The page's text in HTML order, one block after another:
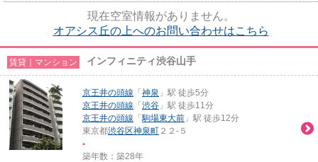
現在空室情報がありません。
オアシス丘の上へのお問い合わせはこちら
賃貸｜マンション インフィニティ渋谷山手
京王井の頭線 「 神泉 」駅 徒歩5分
京王井の頭線 「 渋谷 」駅 徒歩11分
京王井の頭線 「駒場東大前 」駅 徒歩12分
東京都渋谷区神泉町 ２２-５
-
築年数：築28年